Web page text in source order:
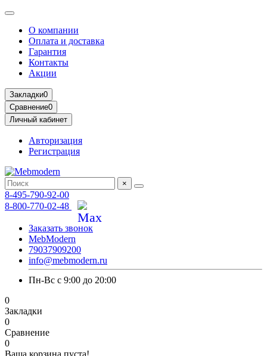
О компании
Оплата и доставка
Гарантия
Контакты
Акции
Закладки0
Сравнение0
Личный кабинет
Авторизация
Регистрация
×
8-495-790-92-00
8-800-770-02-48
Заказать звонок
MebModern
79037909200
info@mebmodern.ru
Пн-Вс с 9:00 до 20:00
0
Закладки
0
Сравнение
0
Ваша корзина пуста!